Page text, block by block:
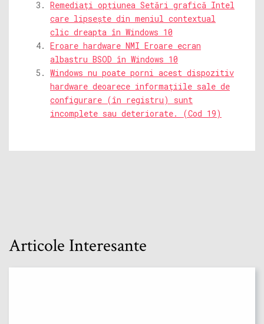
Remediați opțiunea Setări grafică Intel
care lipsește din meniul contextual
clic dreapta în Windows 10
Eroare hardware NMI Eroare ecran
albastru BSOD în Windows 10
Windows nu poate porni acest dispozitiv
hardware deoarece informațiile sale de
configurare (în registru) sunt
incomplete sau deteriorate. (Cod 19)
Articole Interesante